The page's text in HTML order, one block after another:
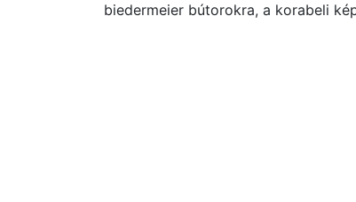
biedermeier bútorokra, a korabeli